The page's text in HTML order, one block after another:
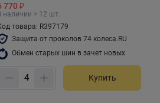
770 ₽
наличии > 12 шт.
товара: R397179
Защита от проколов 74 колеса.RU
Обмен старых шин в зачет новых
Купить